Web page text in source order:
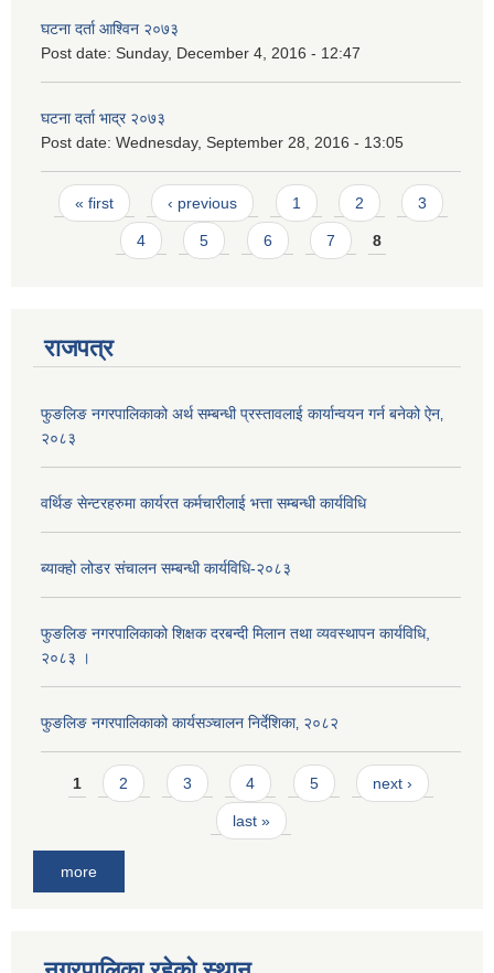
घटना दर्ता आश्विन २०७३
Post date: Sunday, December 4, 2016 - 12:47
घटना दर्ता भाद्र २०७३
Post date: Wednesday, September 28, 2016 - 13:05
Pages
« first ‹ previous 1 2 3
4 5 6 7 8
राजपत्र
फुङलिङ नगरपालिकाको अर्थ सम्बन्धी प्रस्तावलाई कार्यान्वयन गर्न बनेको ऐन‚
२०८३
वर्थिङ सेन्टरहरुमा कार्यरत कर्मचारीलाई भत्ता सम्बन्धी कार्यविधि
ब्याक्हो लोडर संचालन सम्बन्धी कार्यविधि-२०८३
फुङलिङ नगरपालिकाको शिक्षक दरबन्दी मिलान तथा व्यवस्थापन कार्यविधि,
२०८३ ।
फुङलिङ नगरपालिकाको कार्यसञ्चालन निर्देशिका‚ २०८२
Pages
1 2 3 4 5 next ›
last »
more